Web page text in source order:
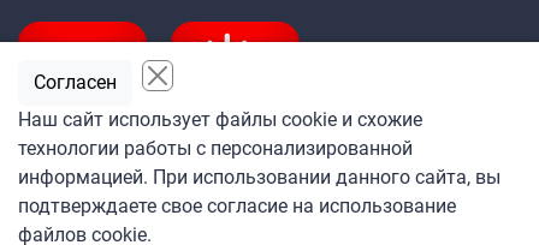
Подпишитесь
на ежедневную рассылку
«Кабельщика»
Наш сайт использует файлы cookie и схожие
технологии работы с персонализированной
информацией. При использовании данного сайта, вы
подтверждаете свое согласие на использование
файлов cookie.
Согласен